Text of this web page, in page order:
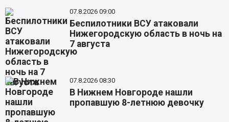
07.8.2026 09:00
Беспилотники ВСУ атаковали
Нижегородскую область в ночь на
7 августа
07.8.2026 08:30
В Нижнем Новгороде нашли
пропавшую 8-летнюю девочку